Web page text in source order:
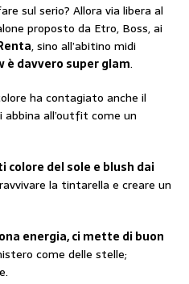
sul serio? Allora via libera al
proposto da Etro, Boss, ai
, sino all’abitino midi
è davvero super glam.
ha contagiato anche il
abbina all’outfit come un
del sole e blush dai
la tintarella e creare un
energia, ci mette di buon
come delle stelle;